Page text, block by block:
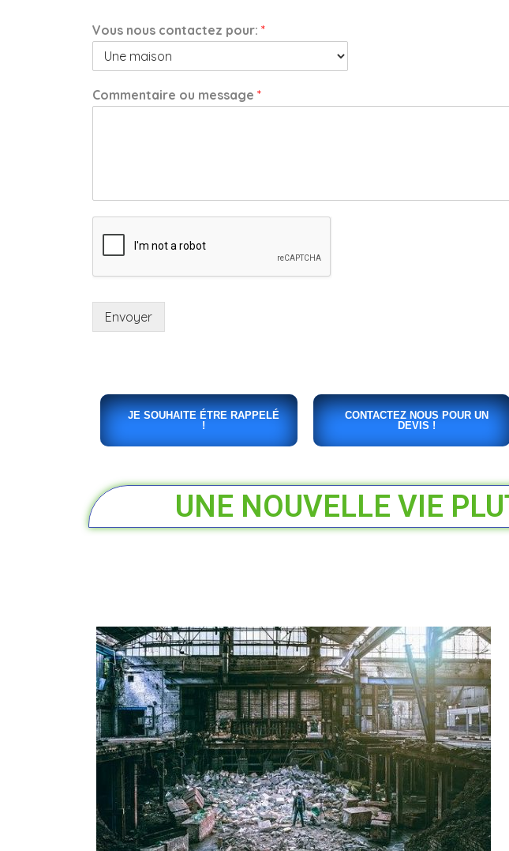
Vous nous contactez pour: *
Commentaire ou message *
Envoyer
JE SOUHAITE ÉTRE RAPPELÉ
!
CONTACTEZ NOUS POUR UN
DEVIS !
UNE NOUVELLE VIE